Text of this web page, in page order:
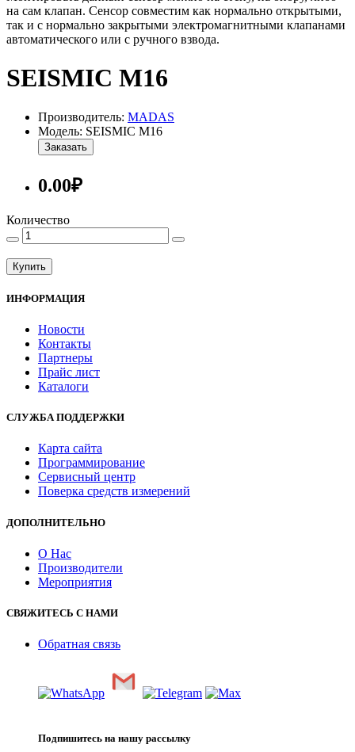
на сам клапан. Сенсор совместим как нормально открытыми,
так и с нормально закрытыми электромагнитными клапанами
автоматического или с ручного взвода.
SEISMIC M16
Производитель: MADAS
Модель: SEISMIC M16
Заказать
0.00₽
Количество
Купить
ИНФОРМАЦИЯ
Новости
Контакты
Партнеры
Прайс лист
Каталоги
СЛУЖБА ПОДДЕРЖКИ
Карта сайта
Программирование
Сервисный центр
Поверка средств измерений
ДОПОЛНИТЕЛЬНО
О Нас
Производители
Мероприятия
СВЯЖИТЕСЬ С НАМИ
Обратная связь
Подпишитесь на нашу рассылку